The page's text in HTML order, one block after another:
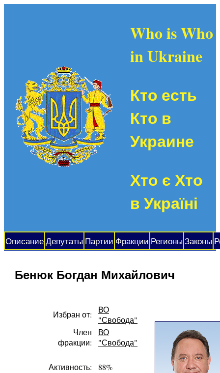
Who is Who
in Ukraine
Кто есть
Кто в
Украине
Хто є Хто
в Україні
Описание Депутаты Партии Фракции Регионы Законы
Бенюк Богдан Михайлович
Избран от:
ВО
"Свобода"
Член
фракции:
ВО
"Свобода"
Активность:
88%